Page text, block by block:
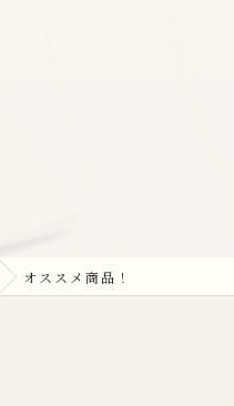
オススメ商品！